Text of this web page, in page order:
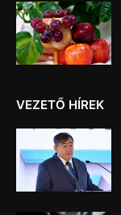
VEZETŐ HÍREK